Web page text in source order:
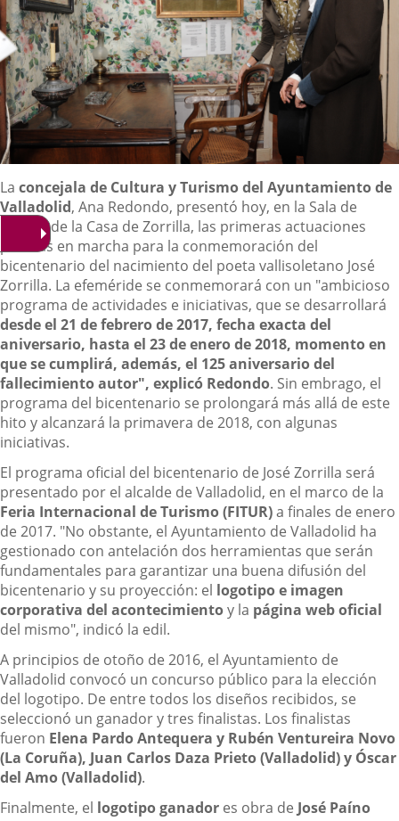
Descripción
La concejala de Cultura y Turismo del Ayuntamiento de
Valladolid, Ana Redondo, presentó hoy, en la Sala de
Música de la Casa de Zorrilla, las primeras actuaciones
puestas en marcha para la conmemoración del
bicentenario del nacimiento del poeta vallisoletano José
Zorrilla. La efeméride se conmemorará con un "ambicioso
programa de actividades e iniciativas, que se desarrollará
desde el 21 de febrero de 2017, fecha exacta del
aniversario, hasta el 23 de enero de 2018, momento en
que se cumplirá, además, el 125 aniversario del
fallecimiento autor", explicó Redondo. Sin embrago, el
programa del bicentenario se prolongará más allá de este
hito y alcanzará la primavera de 2018, con algunas
iniciativas.
El programa oficial del bicentenario de José Zorrilla será
presentado por el alcalde de Valladolid, en el marco de la
Feria Internacional de Turismo (FITUR)a finales de enero
de 2017. "No obstante, el Ayuntamiento de Valladolid ha
gestionado con antelación dos herramientas que serán
fundamentales para garantizar una buena difusión del
bicentenario y su proyección: el logotipo e imagen
corporativa del acontecimientoy la página web oficial
del mismo", indicó la edil.
A principios de otoño de 2016, el Ayuntamiento de
Valladolid convocó un concurso público para la elección
del logotipo. De entre todos los diseños recibidos, se
seleccionó un ganador y tres finalistas. Los finalistas
fueron Elena Pardo Antequera y Rubén Ventureira Novo
(La Coruña), Juan Carlos Daza Prieto (Valladolid) y Óscar
del Amo (Valladolid).
Finalmente, el logotipo ganador es obra de José Paíno